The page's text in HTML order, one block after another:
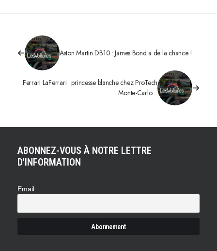
Aston Martin DB10 : James Bond a de la chance !
Ferrari LaFerrari : princesse blanche chez ProTech
Monte-Carlo…
ABONNEZ-VOUS À NOTRE LETTRE
D'INFORMATION
Email